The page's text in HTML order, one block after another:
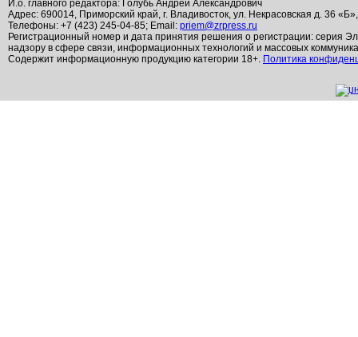
И.о. главного редактора: Голубь Андрей Александрович
Адрес: 690014, Приморский край, г. Владивосток, ул. Некрасовская д. 36
Телефоны: +7 (423) 245-04-85; Email: priem@zrpress.ru
Регистрационный номер и дата принятия решения о регистрации: серия
надзору в сфере связи, информационных технологий и массовых
Содержит информационную продукцию категории 18+. Политика